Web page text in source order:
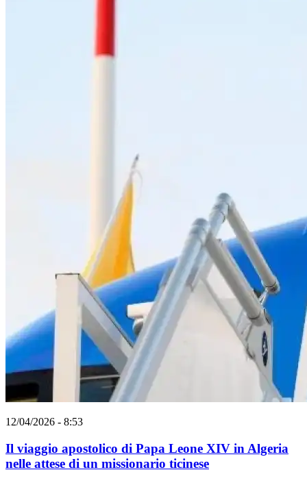
12/04/2026 - 8:53
Il viaggio apostolico di Papa Leone XIV in Algeria
nelle attese di un missionario ticinese